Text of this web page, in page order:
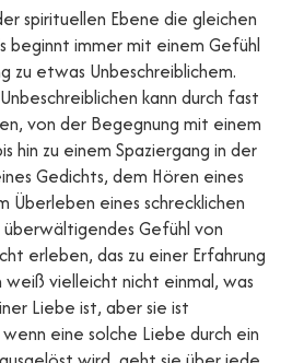
spirituellen Ebene die gleichen
beginnt immer mit einem Gefühl
zu etwas Unbeschreiblichem.
kann durch fast
von der Begegnung mit einem
hin zu einem Spaziergang in der
Gedichts, dem Hören eines
Überleben eines schrecklichen
überwältigendes Gefühl von
erleben, das zu einer Erfahrung
vielleicht nicht einmal, was
Liebe ist, aber sie ist
eine solche Liebe durch ein